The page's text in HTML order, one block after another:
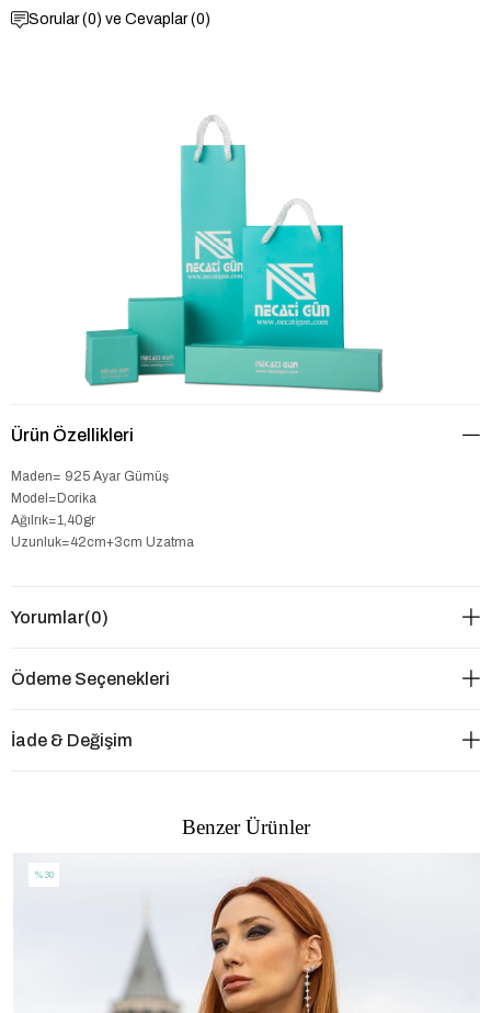
Sorular (0) ve Cevaplar (0)
Ürün Özellikleri
Maden= 925 Ayar Gümüş
Model=Dorika
Ağılrık=1,40gr
Uzunluk=42cm+3cm Uzatma
Yorumlar(0)
Ödeme Seçenekleri
İade & Değişim
Benzer Ürünler
%30